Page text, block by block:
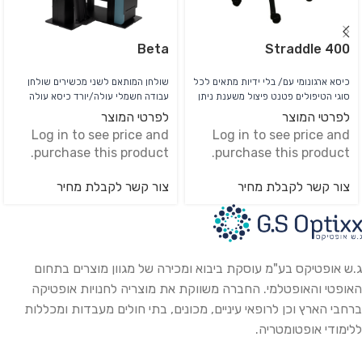
400 Straddle
כיסא ארגונומי עם/ בלי ידיות מתאים לכל
סוגי הטיפולים פטנט פיצול משענת ניתן
להזמין במגוון צבעים
לפרטי המוצר
Log in to see price and
purchase this product.
צור קשר לקבלת מחיר
Beta
שולחן המותאם לשני מכשירים שולחן
עבודה חשמלי עולה/יורד כיסא עולה
ארונית מגירות
לפרטי המוצר
Log in to see price and
purchase this product.
צור קשר לקבלת מחיר
ג.ש אופטיקס בע"מ עוסקת ביבוא ומכירה של מגוון מוצרים בתחום
האופטי והאופטלמי. החברה משווקת את מוצריה לחנויות אופטיקה
ברחבי הארץ וכן לרופאי עיניים, מכונים, בתי חולים מעבדות ומכללות
ללימודי אופטומטריה.